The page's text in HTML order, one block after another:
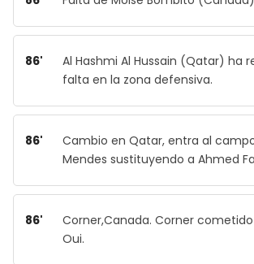
86'
Al Hashmi Al Hussain (Qatar) ha
falta en la zona defensiva.
86'
Cambio en Qatar, entra al
Mendes sustituyendo a Ahmed
86'
Corner,Canada. Corner
Oui.